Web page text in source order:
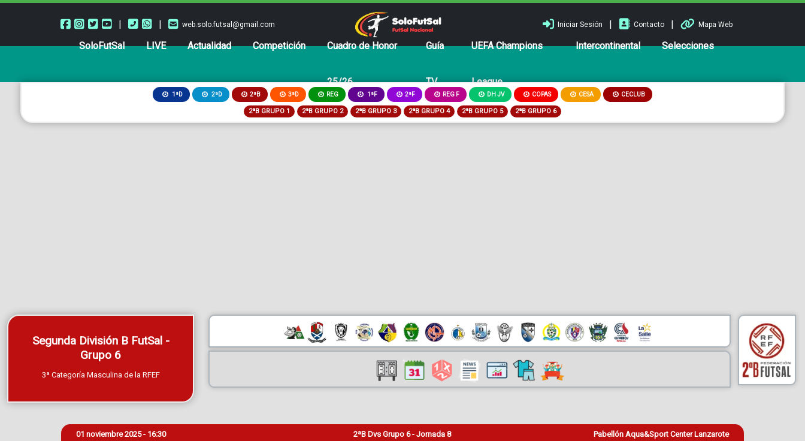
| | web.solo.futsal@gmail.com Iniciar Sesión | Contacto | Mapa Web
SoloFutSal LIVE Actualidad Competición Cuadro de Honor
25/26
Guía
TV
UEFA Champions
League
Intercontinental Selecciones
1ªD 2ªD 2ªB 3ªD REG 1ªF 2ªF REG F DH JV COPAS CESA CECLUB
2ªB GRUPO 1 2ªB GRUPO 2 2ªB GRUPO 3 2ªB GRUPO 4 2ªB GRUPO 5 2ªB GRUPO 6
Segunda División B FutSal -
Grupo 6
3ª Categoría Masculina de la RFEF
01 noviembre 2025 - 16:30 2ªB Dvs Grupo 6 - Jornada 8 Pabellón Aqua&Sport Center Lanzarote